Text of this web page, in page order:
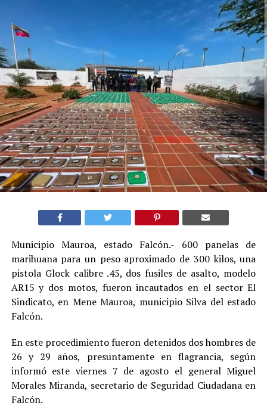
Municipio Mauroa, estado Falcón.- 600 panelas de
marihuana para un peso aproximado de 300 kilos, una
pistola Glock calibre .45, dos fusiles de asalto, modelo
AR15 y dos motos, fueron incautados en el sector El
Sindicato, en Mene Mauroa, municipio Silva del estado
Falcón.
En este procedimiento fueron detenidos dos hombres de
26 y 29 años, presuntamente en flagrancia, según
informó este viernes 7 de agosto el general Miguel
Morales Miranda, secretario de Seguridad Ciudadana en
Falcón.